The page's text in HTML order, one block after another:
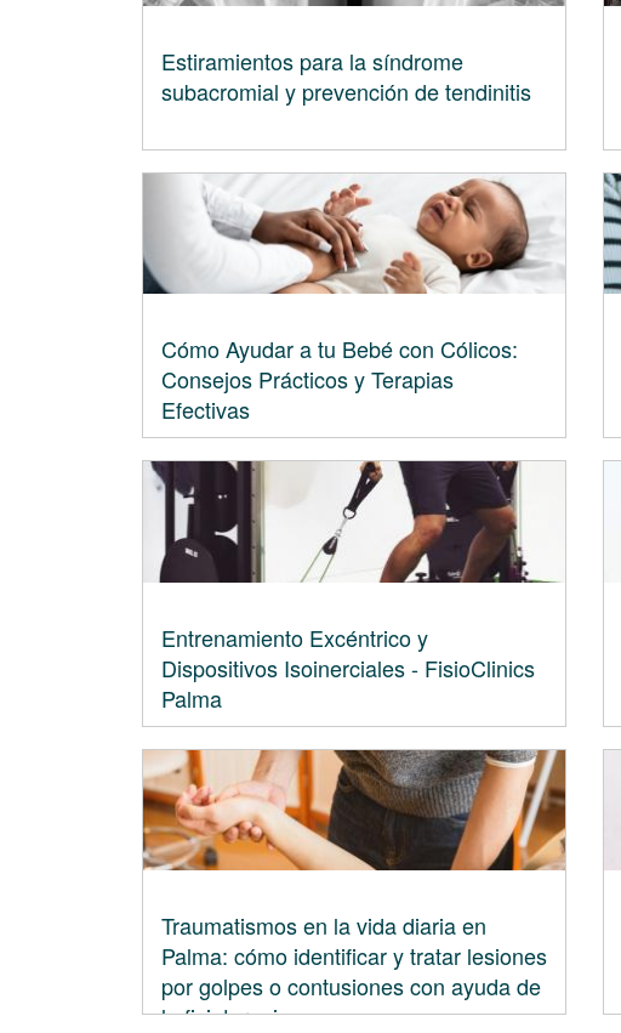
Estiramientos para la síndrome
subacromial y prevención de tendinitis
Cómo Ayudar a tu Bebé con Cólicos:
Consejos Prácticos y Terapias
Efectivas
Entrenamiento Excéntrico y
Dispositivos Isoinerciales - FisioClinics
Palma
Traumatismos en la vida diaria en
Palma: cómo identificar y tratar lesiones
por golpes o contusiones con ayuda de
la fisioterapia